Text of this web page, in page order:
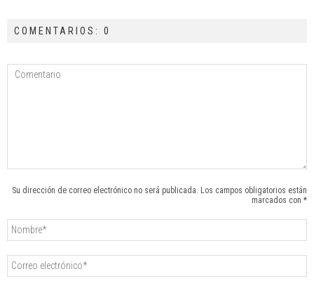
COMENTARIOS: 0
Su dirección de correo electrónico no será publicada. Los campos obligatorios están
marcados con *